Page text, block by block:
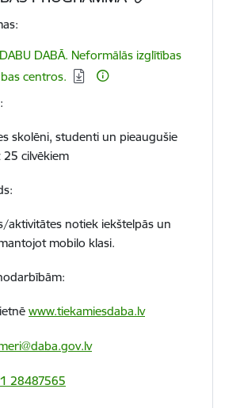
DABĀ. Neformālās izglītības
centros.
skolēni, studenti un pieaugušie
cilvēkiem
aktivitātes notiek iekštelpās un
mobilo klasi.
www.tiekamiesdaba.lv
28487565